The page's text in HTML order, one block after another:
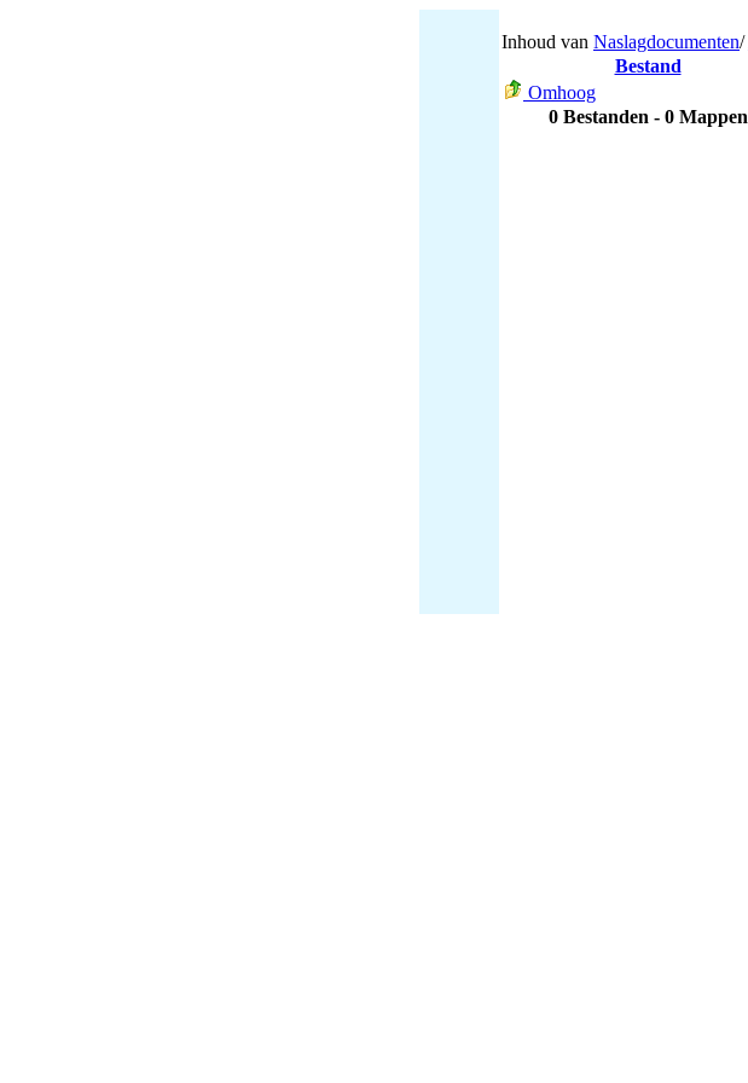
Inhoud van Naslagdocumenten/
Bestand
Omhoog
0 Bestanden - 0 Mappen